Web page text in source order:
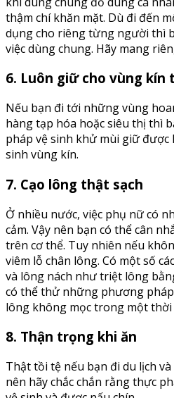
thậm chí khăn mặt. Dù đi đến
dụng cho riêng từng người thì
việc dùng chung. Hãy mang
6. Luôn giữ cho vùng kín
Nếu bạn đi tới những vùng
hàng tạp hóa hoặc siêu thị thì
pháp vệ sinh khử mùi giữ được
sinh vùng kín.
7. Cạo lông thật sạch
Ở nhiều nước, việc phụ nữ có
cảm. Vậy nên bạn có thể cân
trên cơ thể. Tuy nhiên nếu
viêm lỗ chân lông. Có một số
và lông nách như triệt lông
có thể thử những phương
lông không mọc trong một thời
8. Thận trọng khi ăn
Thật tồi tệ nếu bạn đi du lịch
nên hãy chắc chắn rằng thực